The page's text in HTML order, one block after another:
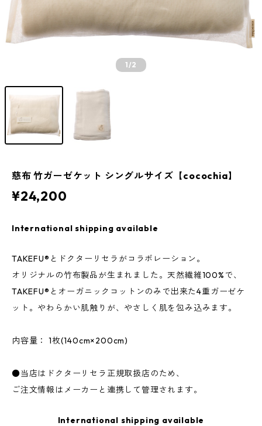
1/2
慈布 竹ガーゼケット シングルサイズ【cocochia】
¥24,200
International shipping available
TAKEFU®とドクターリセラがコラボレーション。
オリジナルの竹布製品が生まれました。天然繊維100%で、
TAKEFU®とオーガニックコットンのみで出来た4重ガーゼケ
ット。やわらかい肌触りが、やさしく肌を包み込みます。
内容量： 1枚(140cm×200cm)
●当店はドクターリセラ正規取扱店のため、
ご注文情報はメーカーと連携して管理されます。
International shipping available